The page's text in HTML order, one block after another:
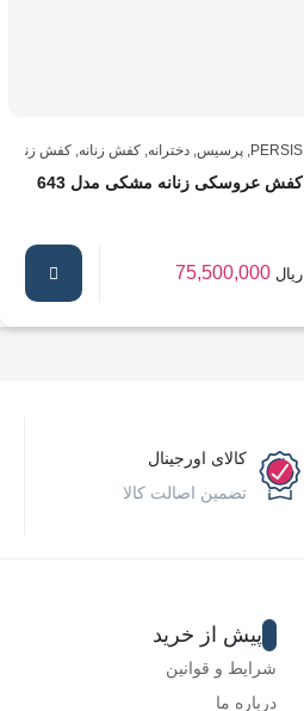
PERSIS
,پرسیس,دخترانه,کفش زنانه,کفش زنانه
کفش عروسکی زنانه مشکی مدل 643
75,500,000 ریال
کالای اورجینال
تضمین اصالت کالا
پیش از خرید
شرایط و قوانین
درباره ما